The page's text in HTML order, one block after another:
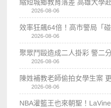
縮短城鄉教育落差 高雄大學
2026-08-06
效率狂飆64倍！高市警局「
2026-08-06
聚眾鬥毆造成二人掛彩 警二
2026-08-06
陳姓補教老師偷拍女學生案
2026-08-06
NBA灌籃王也來朝聖！